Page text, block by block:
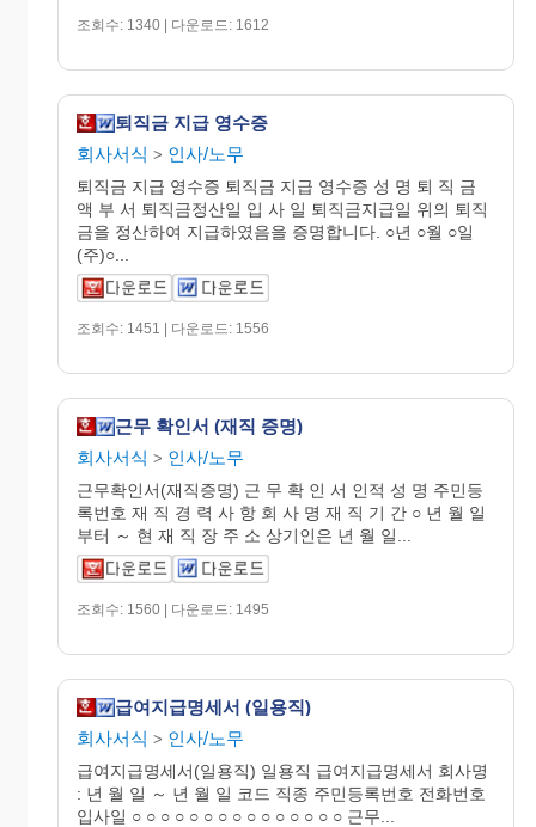
조회수: 1340 | 다운로드: 1612
퇴직금 지급 영수증
회사서식 > 인사/노무
퇴직금 지급 영수증 퇴직금 지급 영수증 성 명 퇴 직 금
액 부 서 퇴직금정산일 입 사 일 퇴직금지급일 위의 퇴직
금을 정산하여 지급하였음을 증명합니다. ○년 ○월 ○일
(주)○...
조회수: 1451 | 다운로드: 1556
근무 확인서 (재직 증명)
회사서식 > 인사/노무
근무확인서(재직증명) 근 무 확 인 서 인적 성 명 주민등
록번호 재 직 경 력 사 항 회 사 명 재 직 기 간 ○ 년 월 일
부터 ～ 현 재 직 장 주 소 상기인은 년 월 일...
조회수: 1560 | 다운로드: 1495
급여지급명세서 (일용직)
회사서식 > 인사/노무
급여지급명세서(일용직) 일용직 급여지급명세서 회사명
: 년 월 일 ～ 년 월 일 코드 직종 주민등록번호 전화번호
입사일 ○ ○ ○ ○ ○ ○ ○ ○ ○ ○ ○ ○ ○ ○ ○ 근무...